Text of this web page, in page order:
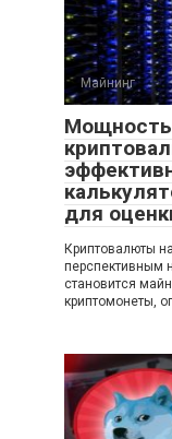
Майнинг
для
Криптовалюты
перспективным
становится
криптомонеты,